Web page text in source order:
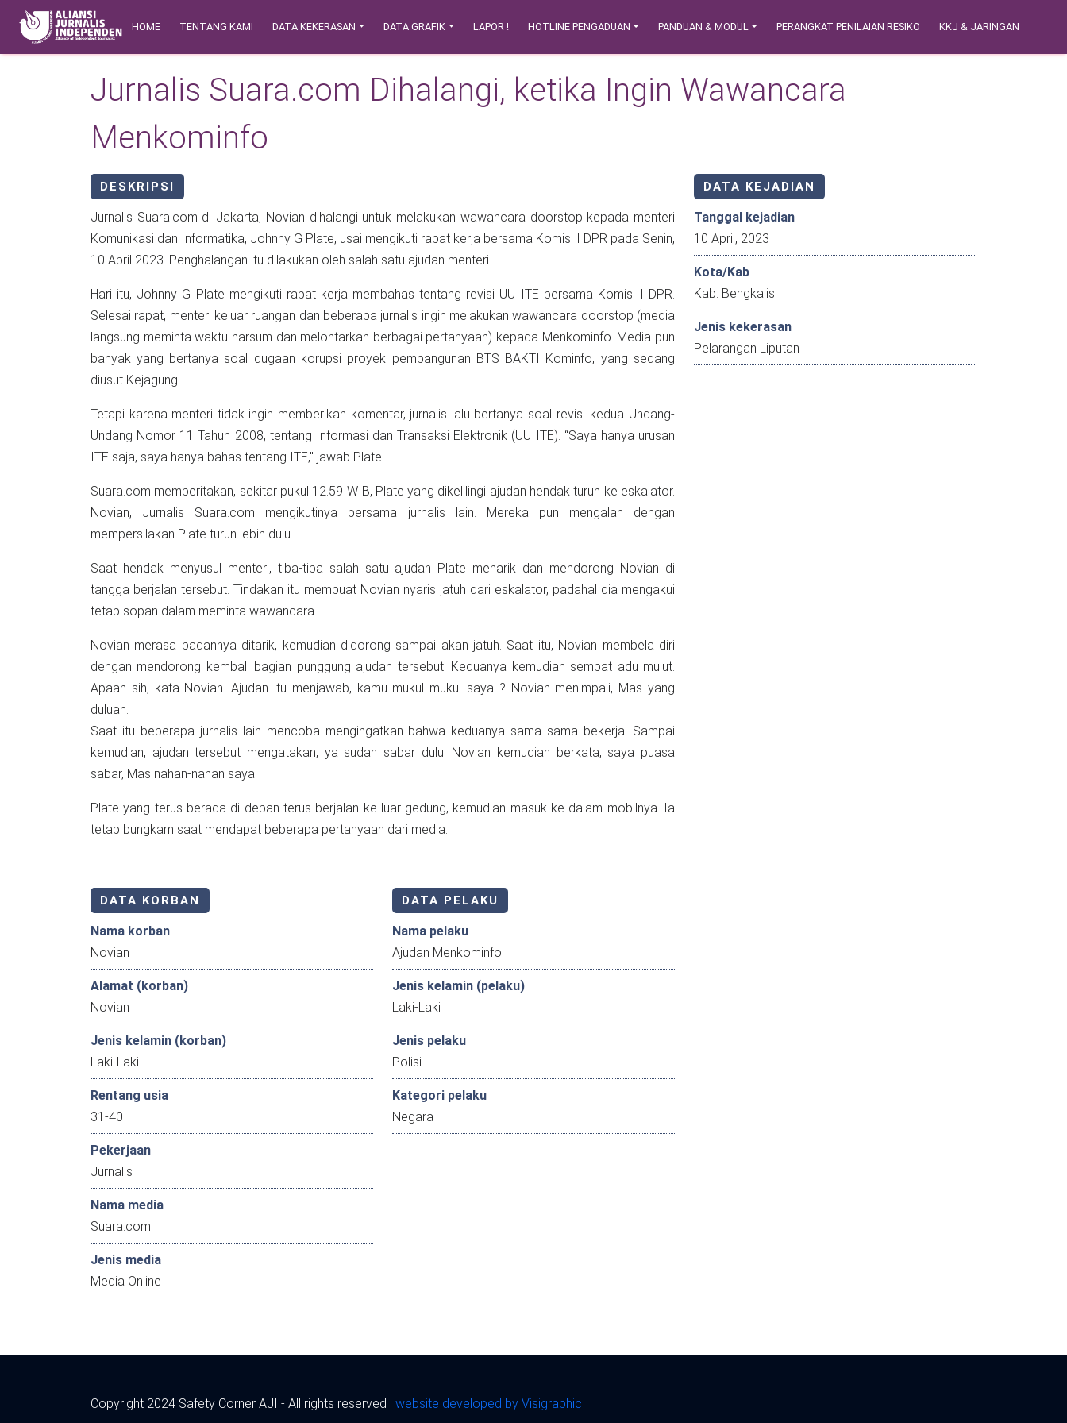
Skip to main content
Safety Corner
Main navigation
HOME TENTANG KAMI DATA KEKERASAN DATA GRAFIK LAPOR ! HOTLINE PENGADUAN PANDUAN & MODUL PERANGKAT PENILAIAN RESIKO KKJ & JARINGAN
Jurnalis Suara.com Dihalangi, ketika Ingin Wawancara
Menkominfo
DESKRIPSI
Jurnalis Suara.com di Jakarta, Novian dihalangi untuk melakukan wawancara doorstop kepada menteri
Komunikasi dan Informatika, Johnny G Plate, usai mengikuti rapat kerja bersama Komisi I DPR pada Senin,
10 April 2023. Penghalangan itu dilakukan oleh salah satu ajudan menteri.
Hari itu, Johnny G Plate mengikuti rapat kerja membahas tentang revisi UU ITE bersama Komisi I DPR.
Selesai rapat, menteri keluar ruangan dan beberapa jurnalis ingin melakukan wawancara doorstop (media
langsung meminta waktu narsum dan melontarkan berbagai pertanyaan) kepada Menkominfo. Media pun
banyak yang bertanya soal dugaan korupsi proyek pembangunan BTS BAKTI Kominfo, yang sedang
diusut Kejagung.
Tetapi karena menteri tidak ingin memberikan komentar, jurnalis lalu bertanya soal revisi kedua Undang-
Undang Nomor 11 Tahun 2008, tentang Informasi dan Transaksi Elektronik (UU ITE). “Saya hanya urusan
ITE saja, saya hanya bahas tentang ITE," jawab Plate.
Suara.com memberitakan, sekitar pukul 12.59 WIB, Plate yang dikelilingi ajudan hendak turun ke eskalator.
Novian, Jurnalis Suara.com mengikutinya bersama jurnalis lain. Mereka pun mengalah dengan
mempersilakan Plate turun lebih dulu.
Saat hendak menyusul menteri, tiba-tiba salah satu ajudan Plate menarik dan mendorong Novian di
tangga berjalan tersebut. Tindakan itu membuat Novian nyaris jatuh dari eskalator, padahal dia mengakui
tetap sopan dalam meminta wawancara.
Novian merasa badannya ditarik, kemudian didorong sampai akan jatuh. Saat itu, Novian membela diri
dengan mendorong kembali bagian punggung ajudan tersebut. Keduanya kemudian sempat adu mulut.
Apaan sih, kata Novian. Ajudan itu menjawab, kamu mukul mukul saya ? Novian menimpali, Mas yang
duluan.
Saat itu beberapa jurnalis lain mencoba mengingatkan bahwa keduanya sama sama bekerja. Sampai
kemudian, ajudan tersebut mengatakan, ya sudah sabar dulu. Novian kemudian berkata, saya puasa
sabar, Mas nahan-nahan saya.
Plate yang terus berada di depan terus berjalan ke luar gedung, kemudian masuk ke dalam mobilnya. Ia
tetap bungkam saat mendapat beberapa pertanyaan dari media.
DATA KEJADIAN
Tanggal kejadian
10 April, 2023
Kota/Kab
Kab. Bengkalis
Jenis kekerasan
Pelarangan Liputan
DATA KORBAN
Nama korban
Novian
Alamat (korban)
Novian
Jenis kelamin (korban)
Laki-Laki
Rentang usia
31-40
Pekerjaan
Jurnalis
Nama media
Suara.com
Jenis media
Media Online
DATA PELAKU
Nama pelaku
Ajudan Menkominfo
Jenis kelamin (pelaku)
Laki-Laki
Jenis pelaku
Polisi
Kategori pelaku
Negara
Copyright 2024 Safety Corner AJI - All rights reserved . website developed by Visigraphic